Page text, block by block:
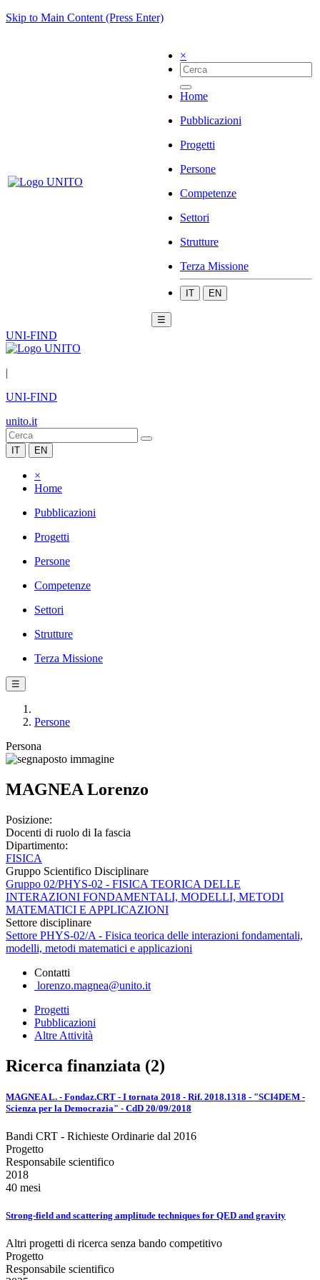
Skip to Main Content (Press Enter)
×
Home
Pubblicazioni
Progetti
Persone
Competenze
Settori
Strutture
Terza Missione
IT EN
☰
UNI-FIND
|
UNI-FIND
unito.it
IT EN
×
Home
Pubblicazioni
Progetti
Persone
Competenze
Settori
Strutture
Terza Missione
☰
Persone
Persona
MAGNEA Lorenzo
Posizione:
Docenti di ruolo di Ia fascia
Dipartimento:
FISICA
Gruppo Scientifico Disciplinare
Gruppo 02/PHYS-02 - FISICA TEORICA DELLE
INTERAZIONI FONDAMENTALI, MODELLI, METODI
MATEMATICI E APPLICAZIONI
Settore disciplinare
Settore PHYS-02/A - Fisica teorica delle interazioni fondamentali,
modelli, metodi matematici e applicazioni
Contatti
lorenzo.magnea@unito.it
Progetti
Pubblicazioni
Altre Attività
Ricerca finanziata (2)
MAGNEA L. - Fondaz.CRT - I tornata 2018 - Rif. 2018.1318 - "SCI4DEM -
Scienza per la Democrazia" - CdD 20/09/2018
Bandi CRT - Richieste Ordinarie dal 2016
Progetto
Responsabile scientifico
2018
40 mesi
Strong-field and scattering amplitude techniques for QED and gravity
Altri progetti di ricerca senza bando competitivo
Progetto
Responsabile scientifico